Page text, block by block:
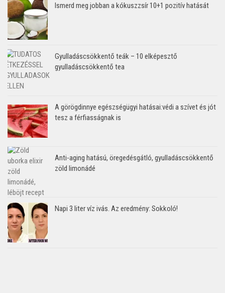
Ismerd meg jobban a kókuszzsír 10+1 pozitív hatását
Gyulladáscsökkentő teák – 10 elképesztő
gyulladáscsökkentő tea
A görögdinnye egészségügyi hatásai:védi a szívet és jót
tesz a férfiasságnak is
Anti-aging hatású, öregedésgátló, gyulladáscsökkentő
zöld limonádé
Napi 3 liter víz ivás. Az eredmény: Sokkoló!